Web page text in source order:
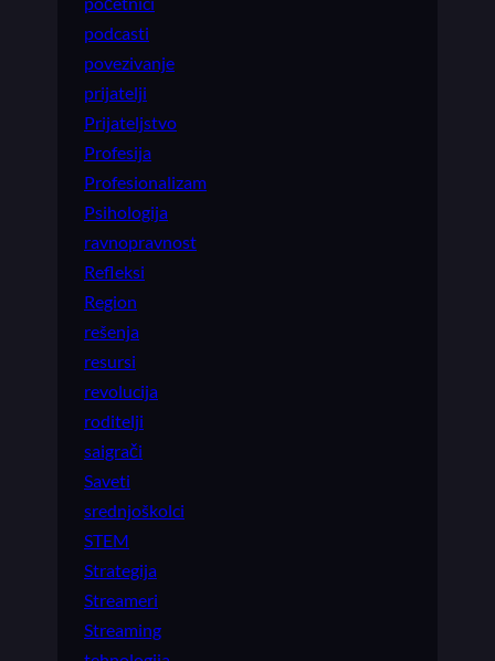
podcasti
povezivanje
prijatelji
Prijateljstvo
Profesija
Profesionalizam
Psihologija
ravnopravnost
Refleksi
Region
rešenja
resursi
revolucija
roditelji
saigrači
Saveti
srednjoškolci
STEM
Strategija
Streameri
Streaming